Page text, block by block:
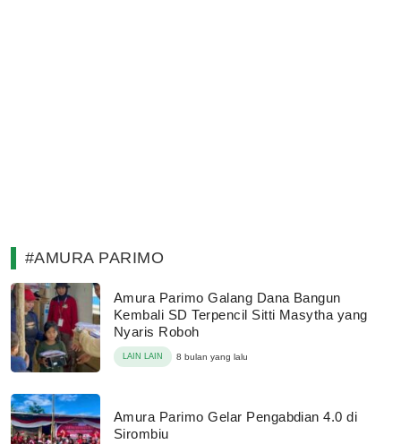
#AMURA PARIMO
Amura Parimo Galang Dana Bangun
Kembali SD Terpencil Sitti Masytha yang
Nyaris Roboh
LAIN LAIN 8 bulan yang lalu
Amura Parimo Gelar Pengabdian 4.0 di
Sirombiu